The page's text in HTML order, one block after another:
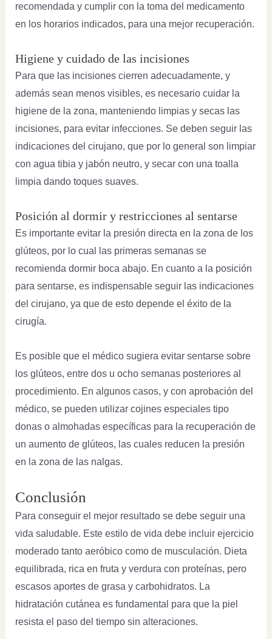
recomendada y cumplir con la toma del medicamento
en los horarios indicados, para una mejor recuperación.
Higiene y cuidado de las incisiones
Para que las incisiones cierren adecuadamente, y
además sean menos visibles, es necesario cuidar la
higiene de la zona, manteniendo limpias y secas las
incisiones, para evitar infecciones. Se deben seguir las
indicaciones del cirujano, que por lo general son limpiar
con agua tibia y jabón neutro, y secar con una toalla
limpia dando toques suaves.
Posición al dormir y restricciones al sentarse
Es importante evitar la presión directa en la zona de los
glúteos, por lo cual las primeras semanas se
recomienda dormir boca abajo. En cuanto a la posición
para sentarse, es indispensable seguir las indicaciones
del cirujano, ya que de esto depende el éxito de la
cirugía.
Es posible que el médico sugiera evitar sentarse sobre
los glúteos, entre dos u ocho semanas posteriores al
procedimiento. En algunos casos, y con aprobación del
médico, se pueden utilizar cojines especiales tipo
donas o almohadas específicas para la recuperación de
un aumento de glúteos, las cuales reducen la presión
en la zona de las nalgas.
Conclusión
Para conseguir el mejor resultado se debe seguir una
vida saludable. Este estilo de vida debe incluir ejercicio
moderado tanto aeróbico como de musculación. Dieta
equilibrada, rica en fruta y verdura con proteínas, pero
escasos aportes de grasa y carbohidratos. La
hidratación cutánea es fundamental para que la piel
resista el paso del tiempo sin alteraciones.